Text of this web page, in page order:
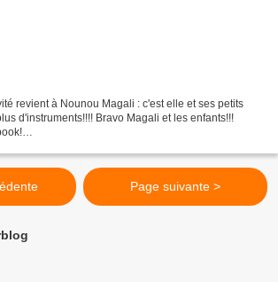
revient à Nounou Magali : c'est elle et ses petits
d'instruments!!!! Bravo Magali et les enfants!!!
Page suivante >